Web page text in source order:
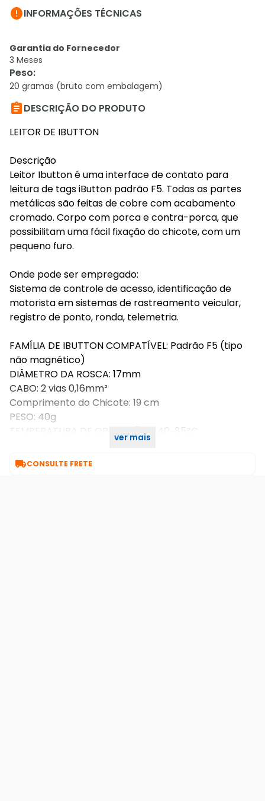
INFORMAÇÕES TÉCNICAS
Garantia do Fornecedor
3 Meses
Peso:
20 gramas (bruto com embalagem)
DESCRIÇÃO DO PRODUTO
LEITOR DE IBUTTON
Descrição
Leitor Ibutton é uma interface de contato para
leitura de tags iButton padrão F5. Todas as partes
metálicas são feitas de cobre com acabamento
cromado. Corpo com porca e contra-porca, que
possibilitam uma fácil fixação do chicote, com um
pequeno furo.
Onde pode ser empregado:
Sistema de controle de acesso, identificação de
motorista em sistemas de rastreamento veicular,
registro de ponto, ronda, telemetria.
FAMÍLIA DE IBUTTON COMPATÍVEL: Padrão F5 (tipo
não magnético)
DIÂMETRO DA ROSCA: 17mm
CABO: 2 vias 0,16mm²
Comprimento do Chicote: 19 cm
PESO: 40g
TEMPERATURA DE OPERAÇÃO: -40~85ºC
ver mais
CONSULTE FRETE